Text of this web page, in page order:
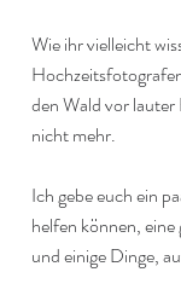
Wie ihr vielleicht
den Wald vor
nicht mehr.
Ich gebe euch ein
helfen können,
und einige Dinge,